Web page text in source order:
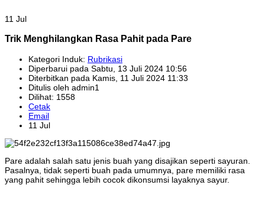
11 Jul
Trik Menghilangkan Rasa Pahit pada Pare
Kategori Induk: Rubrikasi
Diperbarui pada Sabtu, 13 Juli 2024 10:56
Diterbitkan pada Kamis, 11 Juli 2024 11:33
Ditulis oleh admin1
Dilihat: 1558
Cetak
Email
11 Jul
Pare adalah salah satu jenis buah yang disajikan seperti sayuran.
Pasalnya, tidak seperti buah pada umumnya, pare memiliki rasa
yang pahit sehingga lebih cocok dikonsumsi layaknya sayur.